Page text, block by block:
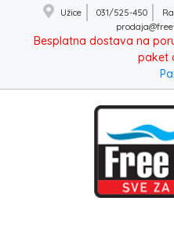
Užice 031/525-450
Besplatna dostava na
paket